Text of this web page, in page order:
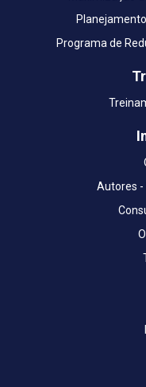
Programa de
Autores -